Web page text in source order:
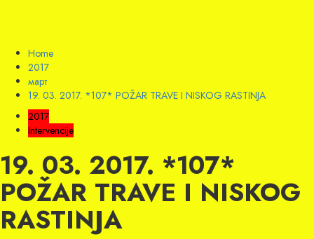
Home
2017
март
19. 03. 2017. *107* POŽAR TRAVE I NISKOG RASTINJA
2017
Intervencije
19. 03. 2017. *107*
POŽAR TRAVE I NISKOG
RASTINJA